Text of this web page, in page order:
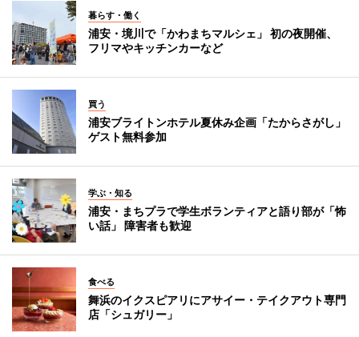
暮らす・働く
浦安・境川で「かわまちマルシェ」 初の夜開催、
フリマやキッチンカーなど
買う
浦安ブライトンホテル夏休み企画「たからさがし」
ゲスト無料参加
学ぶ・知る
浦安・まちプラで学生ボランティアと語り部が「怖
い話」 障害者も歓迎
食べる
舞浜のイクスピアリにアサイー・テイクアウト専門
店「シュガリー」